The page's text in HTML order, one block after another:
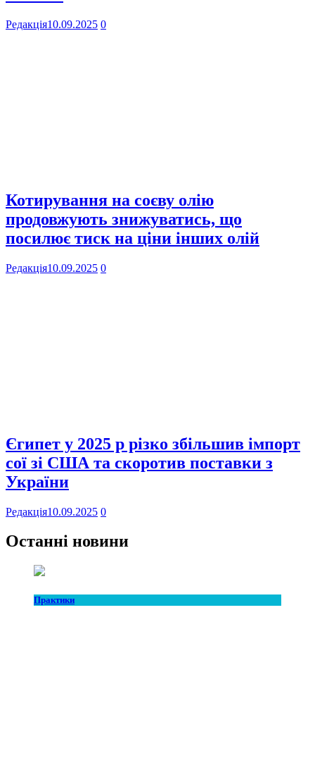
Редакція10.09.2025 0
Котирування на соєву олію
продовжують знижуватись, що
посилює тиск на ціни інших олій
Редакція10.09.2025 0
Єгипет у 2025 р різко збільшив імпорт
сої зі США та скоротив поставки з
України
Редакція10.09.2025 0
Останні новини
Практики